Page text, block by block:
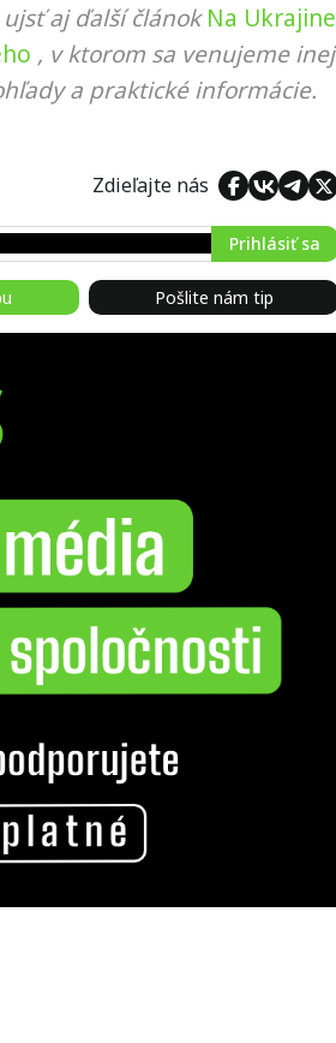
aj ďalší článok Na Ukrajine
, v ktorom sa venujeme inej
a praktické informácie.
Zdieľajte nás
Prihlásiť sa
Pošlite nám tip